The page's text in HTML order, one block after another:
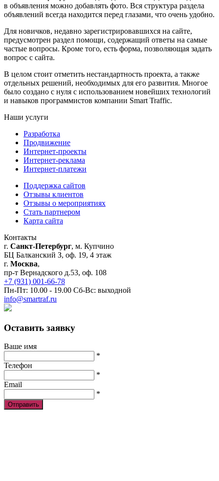
в объявления можно добавлять фото. Вся структура раздела
объявлений всегда находится перед глазами, что очень удобно.
Для новичков, недавно зарегистрировавшихся на сайте,
предусмотрен раздел помощи, содержащий ответы на самые
частые вопросы. Кроме того, есть форма, позволяющая задать
вопрос с сайта.
В целом стоит отметить нестандартность проекта, а также
отдельных решений, необходимых для его развития. Многое
было создано с нуля с использованием новейших технологий
и навыков программистов компании Smart Traffic.
Наши услуги
Разработка
Продвижение
Интернет-проекты
Интернет-реклама
Интернет-платежи
Поддержка сайтов
Отзывы клиентов
Отзывы о мероприятиях
Стать партнером
Карта сайта
Контакты
г. Санкт-Петербург, м. Купчино
БЦ Балканский З, оф. 19, 4 этаж
г. Москва,
пр-т Вернадского д.53, оф. 108
+7 (931) 001-66-78
Пн-Пт: 10.00 - 19.00 Сб-Вс: выходной
info@smartraf.ru
Оставить заявку
Ваше имя
*
Телефон
*
Email
*